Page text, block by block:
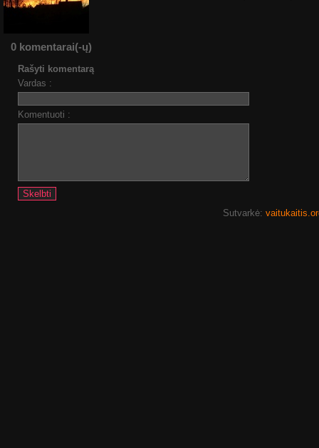
0 komentarai(-ų)
Rašyti komentarą
Vardas :
Komentuoti :
Sutvarkė: